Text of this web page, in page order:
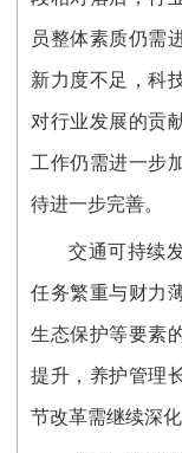
员整体素质仍需
新力度不足，科
对行业发展的贡
工作仍需进一步
待进一步完善。
交通可持续
任务繁重与财力
生态保护等要素
提升，养护管理
节改革需继续深